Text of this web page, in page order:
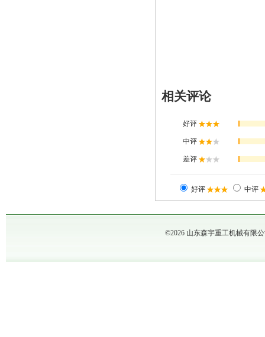
相关评论
©2026 山东森宇重工机械有限